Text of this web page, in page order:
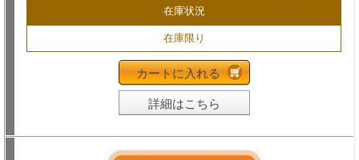
在庫状況
在庫限り
カートに入れる
詳細はこちら